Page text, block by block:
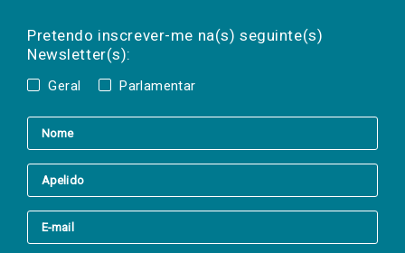
Pretendo inscrever-me na(s) seguinte(s)
Newsletter(s):
Geral Parlamentar
a(s) newsletter(s).
mail